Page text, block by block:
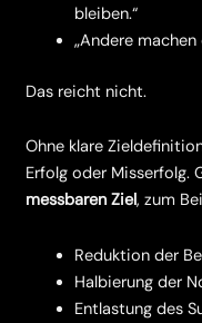
bleiben.“
„Andere machen
Das reicht nicht.
Ohne klare
Erfolg oder
messbaren Ziel, zum
Reduktion der
Halbierung der
Entlastung des